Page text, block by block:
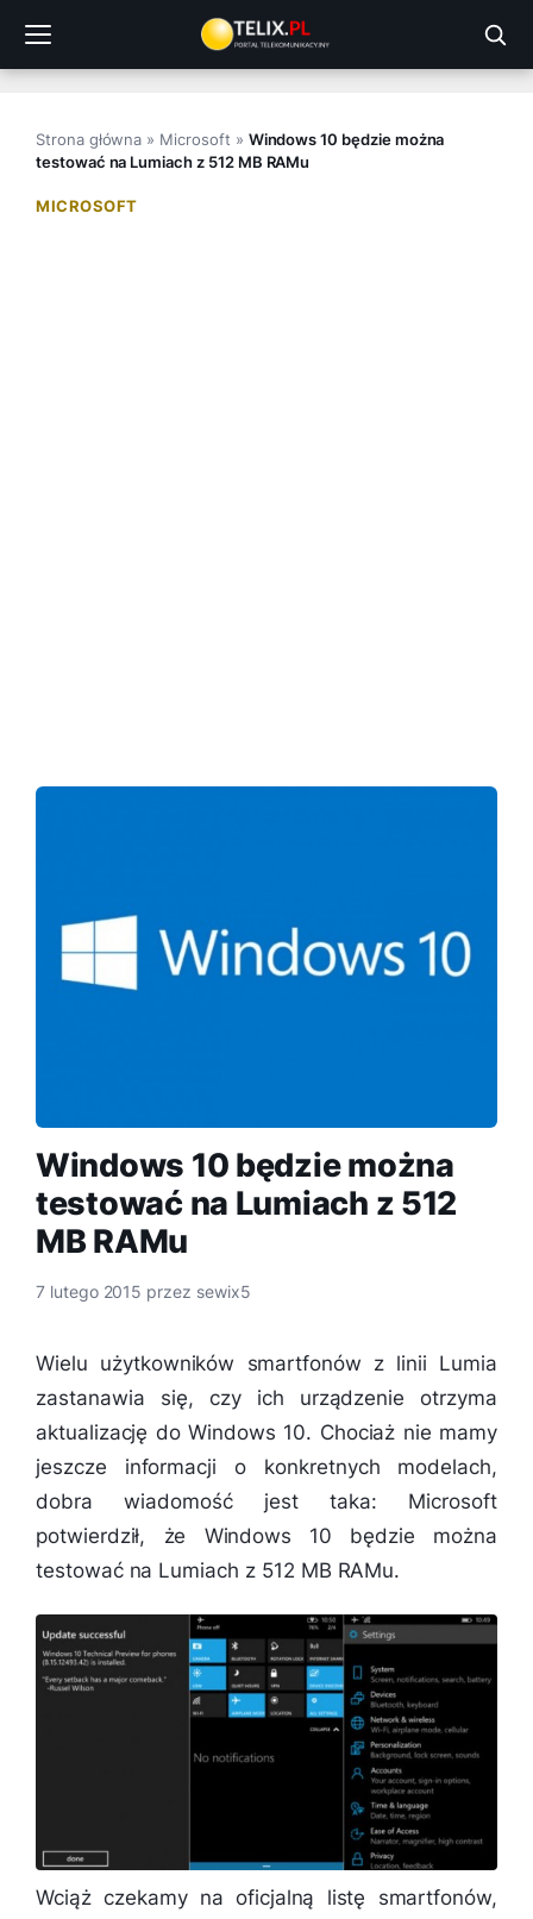
treści
Strona główna » Microsoft » Windows 10 będzie można
testować na Lumiach z 512 MB RAMu
MICROSOFT
Windows 10 będzie można
testować na Lumiach z 512
MB RAMu
7 lutego 2015 przez sewix5
Wielu użytkowników smartfonów z linii Lumia
zastanawia się, czy ich urządzenie otrzyma
aktualizację do Windows 10. Chociaż nie mamy
jeszcze informacji o konkretnych modelach,
dobra wiadomość jest taka: Microsoft
potwierdził, że Windows 10 będzie można
testować na Lumiach z 512 MB RAMu.
Wciąż czekamy na oficjalną listę smartfonów,